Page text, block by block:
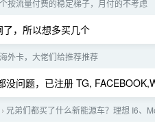
按流量付费的稳定梯子，月付的不考虑
，所以想多买几个
外卡，大佬们给推荐推荐
问题，已注册 TG,
› 兄弟们都买了什么新能源车？理想 I6、